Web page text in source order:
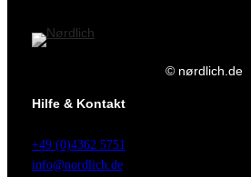
© nørdlich.de
Hilfe & Kontakt
+49 (0)4362 5751
info@nordlich.de